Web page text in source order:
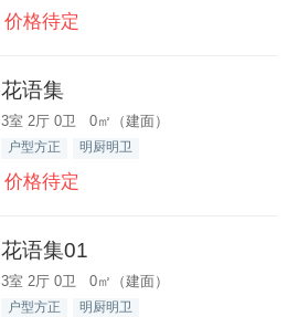
价格待定
花语集
3室 2厅 0卫 0㎡（建面）
户型方正 明厨明卫
价格待定
花语集01
3室 2厅 0卫 0㎡（建面）
户型方正 明厨明卫